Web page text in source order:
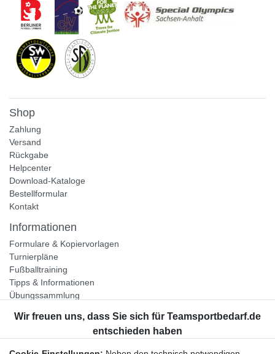
Shop
Zahlung
Versand
Rückgabe
Helpcenter
Download-Kataloge
Bestellformular
Kontakt
Informationen
Formulare & Kopiervorlagen
Turnierpläne
Fußballtraining
Tipps & Informationen
Übungssammlung
Unternehmen